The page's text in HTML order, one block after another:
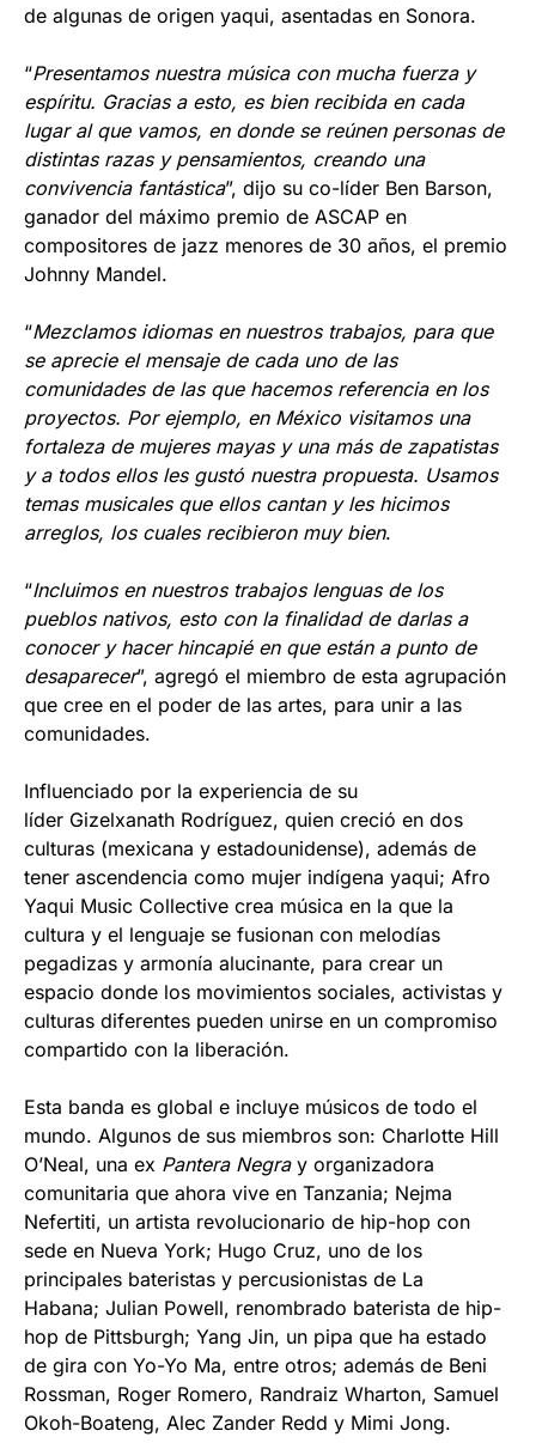
de algunas de origen yaqui, asentadas en Sonora.
“Presentamos nuestra música con mucha fuerza y
espíritu. Gracias a esto, es bien recibida en cada
lugar al que vamos, en donde se reúnen personas de
distintas razas y pensamientos, creando una
convivencia fantástica”, dijo su co-líder Ben Barson,
ganador del máximo premio de ASCAP en
compositores de jazz menores de 30 años, el premio
Johnny Mandel.
“Mezclamos idiomas en nuestros trabajos, para que
se aprecie el mensaje de cada uno de las
comunidades de las que hacemos referencia en los
proyectos. Por ejemplo, en México visitamos una
fortaleza de mujeres mayas y una más de zapatistas
y a todos ellos les gustó nuestra propuesta. Usamos
temas musicales que ellos cantan y les hicimos
arreglos, los cuales recibieron muy bien.
“Incluimos en nuestros trabajos lenguas de los
pueblos nativos, esto con la finalidad de darlas a
conocer y hacer hincapié en que están a punto de
desaparecer”, agregó el miembro de esta agrupación
que cree en el poder de las artes, para unir a las
comunidades.
Influenciado por la experiencia de su
líder Gizelxanath Rodríguez, quien creció en dos
culturas (mexicana y estadounidense), además de
tener ascendencia como mujer indígena yaqui; Afro
Yaqui Music Collective crea música en la que la
cultura y el lenguaje se fusionan con melodías
pegadizas y armonía alucinante, para crear un
espacio donde los movimientos sociales, activistas y
culturas diferentes pueden unirse en un compromiso
compartido con la liberación.
Esta banda es global e incluye músicos de todo el
mundo. Algunos de sus miembros son: Charlotte Hill
O’Neal, una ex Pantera Negray organizadora
comunitaria que ahora vive en Tanzania; Nejma
Nefertiti, un artista revolucionario de hip-hop con
sede en Nueva York; Hugo Cruz, uno de los
principales bateristas y percusionistas de La
Habana; Julian Powell, renombrado baterista de hip-
hop de Pittsburgh; Yang Jin, un pipa que ha estado
de gira con Yo-Yo Ma, entre otros; además de Beni
Rossman, Roger Romero, Randraiz Wharton, Samuel
Okoh-Boateng, Alec Zander Redd y Mimi Jong.